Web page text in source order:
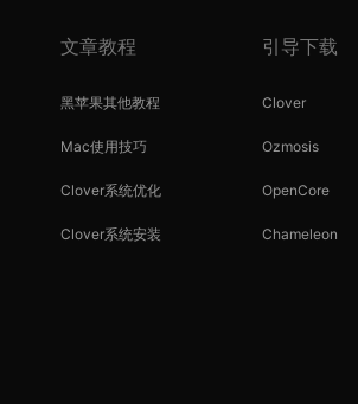
文章教程
黑苹果其他教程
Mac使用技巧
Clover系统优化
Clover系统安装
引导下载
Clover
Ozmosis
OpenCore
Chameleon